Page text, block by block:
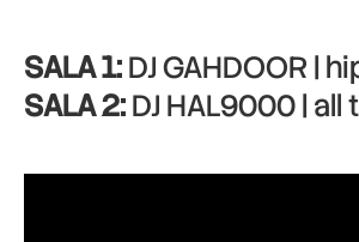
SALA 1:DJ GAHDOOR |
SALA 2:DJ HAL9000 |